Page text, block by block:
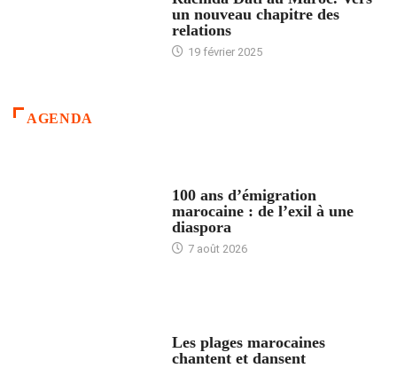
un nouveau chapitre des
relations
19 février 2025
AGENDA
100 ans d’émigration
marocaine : de l’exil à une
diaspora
7 août 2026
Les plages marocaines
chantent et dansent